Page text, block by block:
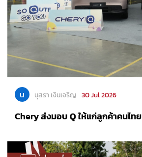
น นุสรา เงินเจริญ 30 Jul 2026
Chery ส่งมอบ Q ให้แก่ลูกค้าคนไทย